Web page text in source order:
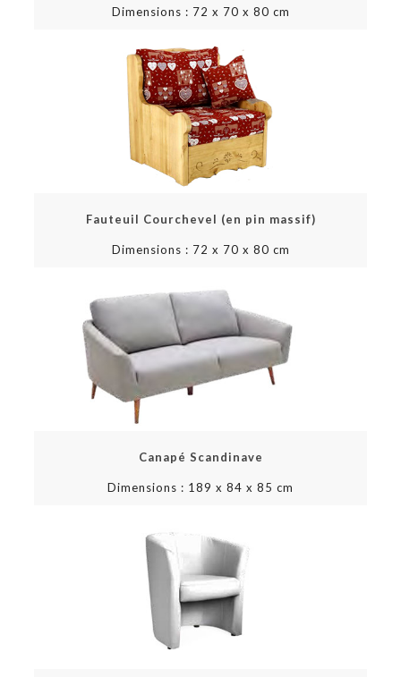
Dimensions : 72 x 70 x 80 cm
Fauteuil Courchevel (en pin massif)
Dimensions : 72 x 70 x 80 cm
Canapé Scandinave
Dimensions : 189 x 84 x 85 cm